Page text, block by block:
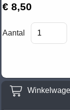
€ 8,50
Aantal